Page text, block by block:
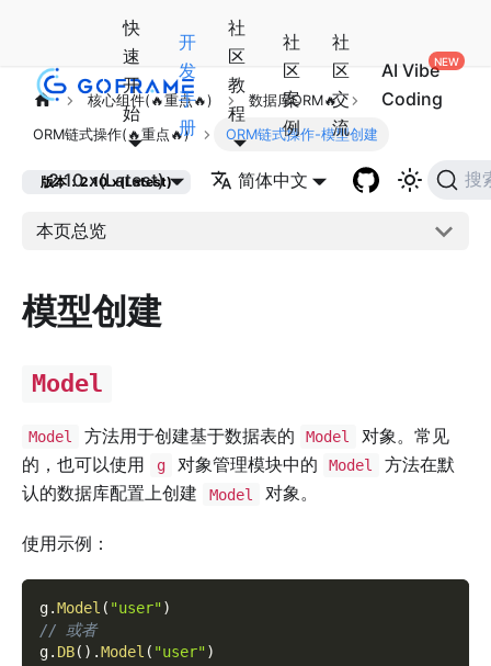
快
速
开
始
开
发
手
册
社
区
教
程
社
区
案
例
社
区
交
流
AI Vibe
Coding
2.10.x(Latest) 简体中文 搜
核心组件(🔥重点🔥) 数据库ORM🔥
ORM链式操作(🔥重点🔥) ORM链式操作-模型创建
版本：2.10.x(Latest)
本页总览
模型创建
Model
Model 方法用于创建基于数据表的 Model
对象。常见
的，也可以使用
g 对象管理模块中的 Model
方法在默
认的数据库配置上创建
Model 对象。
使用示例：
g.Model ( "user")
// 或者
g. DB( ) .Model ( "user")